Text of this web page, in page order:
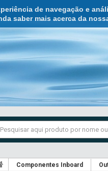
de navegação e
saber mais acerca da
Componentes Inboard